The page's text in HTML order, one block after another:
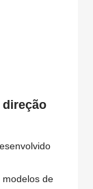
direção
modelos de